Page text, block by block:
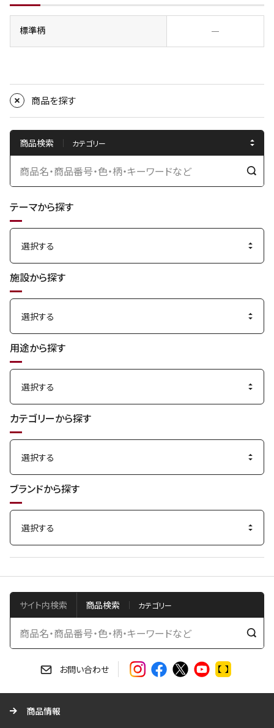
標準柄 ―
商品を探す
商品検索
検
テーマから探す
施設から探す
用途から探す
カテゴリーから探す
ブランドから探す
サイト内検索 商品検索
検
お問い合わせ
商品情報